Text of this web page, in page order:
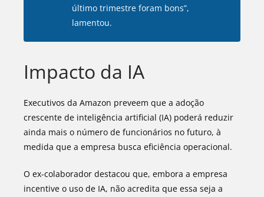
último trimestre foram bons”,
lamentou.
Impacto da IA
Executivos da Amazon preveem que a adoção
crescente de inteligência artificial (IA) poderá reduzir
ainda mais o número de funcionários no futuro, à
medida que a empresa busca eficiência operacional.
O ex-colaborador destacou que, embora a empresa
incentive o uso de IA, não acredita que essa seja a